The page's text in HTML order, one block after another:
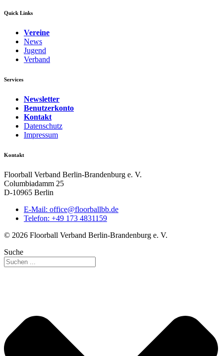
Quick Links
Vereine
News
Jugend
Verband
Services
Newsletter
Benutzerkonto
Kontakt
Datenschutz
Impressum
Kontakt
Floorball Verband Berlin-Brandenburg e. V.
Columbiadamm 25
D-10965 Berlin
E-Mail: ed.bbllabroolf@eciffo
Telefon: +49 173 4831159
© 2026 Floorball Verband Berlin-Brandenburg e. V.
Suche